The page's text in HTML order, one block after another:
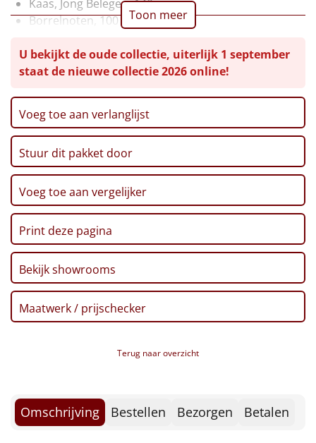
Duurzaam
Goedkope
Uniek
Alle thema's
Artikel
Hitster NIEUW
Pizzarette
Tas
Wake up light
NIEUW
Slowcooker POPULAIR
Kaas, Jong Belegen, 140 gr
Borrelnoten, 100 gr
Kaaskoekjes 'Cheddar peper', 57,5 gr
Snoephartjes, 40 gr
Toast, 100 gr
Aioli, 90 gr
Meringue 'Salty Caramel', 75 gr
Popcorn, 50 gr
Truffels choco, 50 gr
Verpakt in een feestelijke kerstdoos, 39 x 29 x 17,5
cm
Toon meer
U bekijkt de oude collectie, uiterlijk 1 september
staat de nieuwe collectie 2026 online!
Voeg toe aan verlanglijst
Stuur dit pakket door
Voeg toe aan vergelijker
Print deze pagina
Bekijk showrooms
Maatwerk / prijschecker
Terug naar overzicht
Omschrijving Bestellen Bezorgen Betalen